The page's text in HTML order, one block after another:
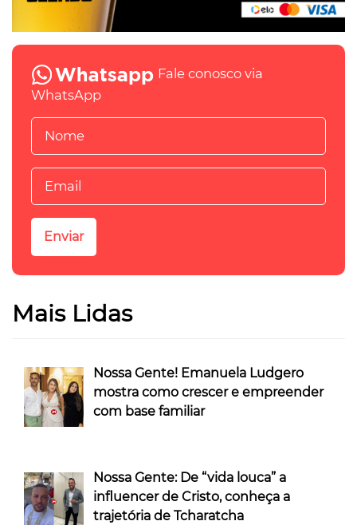
Fale conosco via
WhatsApp
Mais Lidas
Nossa Gente! Emanuela Ludgero
mostra como crescer e empreender
com base familiar
Nossa Gente: De “vida louca” a
influencer de Cristo, conheça a
trajetória de Tcharatcha